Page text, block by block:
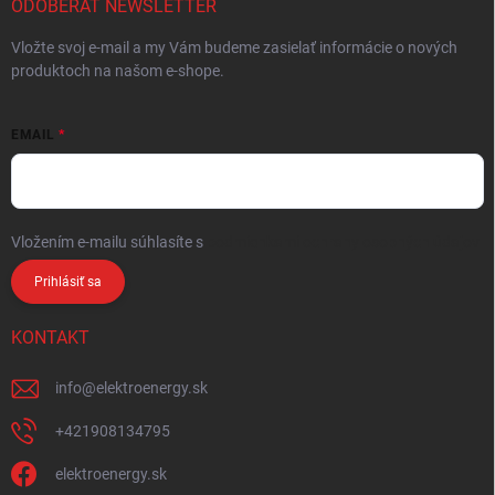
ODOBERAŤ NEWSLETTER
Vložte svoj e-mail a my Vám budeme zasielať informácie o nových
produktoch na našom e-shope.
EMAIL
Vložením e-mailu súhlasíte s
Prihlásiť sa
KONTAKT
info@elektroenergy.sk
+421908134795
elektroenergy.sk